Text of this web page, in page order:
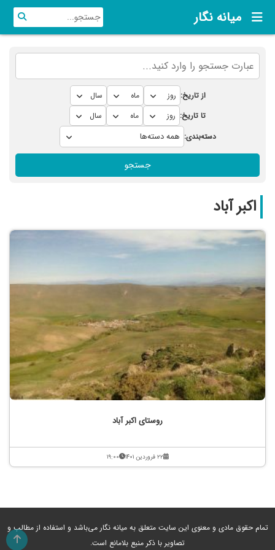
میانه نگار
از تاریخ:
تا تاریخ:
دسته‌بندی:
جستجو
اکبر آباد
روستای اکبر آباد
۲۲ فروردین ۱۴۰۱ ۱۹:۰۰
تمام حقوق مادی و معنوی این سایت متعلق به میانه نگار می‌باشد و استفاده از مطالب و
تصاویر با ذکر منبع بلامانع است.